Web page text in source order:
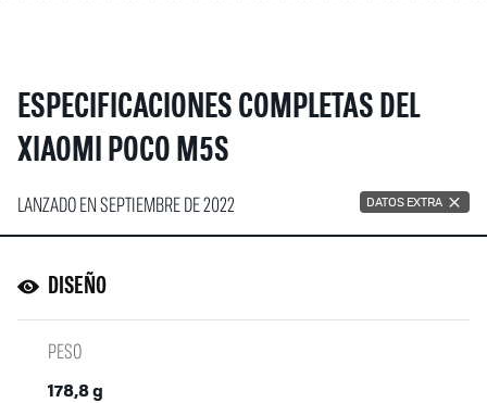
ESPECIFICACIONES COMPLETAS DEL
XIAOMI POCO M5S
LANZADO EN SEPTIEMBRE DE 2022 DATOS EXTRA
DISEÑO
PESO
178,8 g